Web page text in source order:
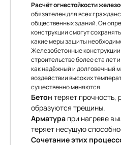
Расчёт огнестойкости
обязателен для всех
общественных зданий. Он
конструкции смогут
какие меры защиты
Железобетонные
строительстве более ста лет
как надёжный и долговечный
воздействии высоких
существенно меняются.
Бетон теряет прочность,
образуются трещины.
Арматура при нагреве
теряет несущую
Сочетание этих